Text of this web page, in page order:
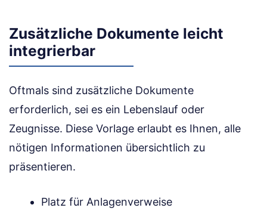
Zusätzliche Dokumente leicht
integrierbar
Oftmals sind zusätzliche Dokumente
erforderlich, sei es ein Lebenslauf oder
Zeugnisse. Diese Vorlage erlaubt es Ihnen, alle
nötigen Informationen übersichtlich zu
präsentieren.
Platz für Anlagenverweise